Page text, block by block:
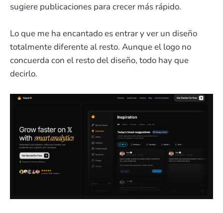
sugiere publicaciones para crecer más rápido.
Lo que me ha encantado es entrar y ver un diseño
totalmente diferente al resto. Aunque el logo no
concuerda con el resto del diseño, todo hay que
decirlo.